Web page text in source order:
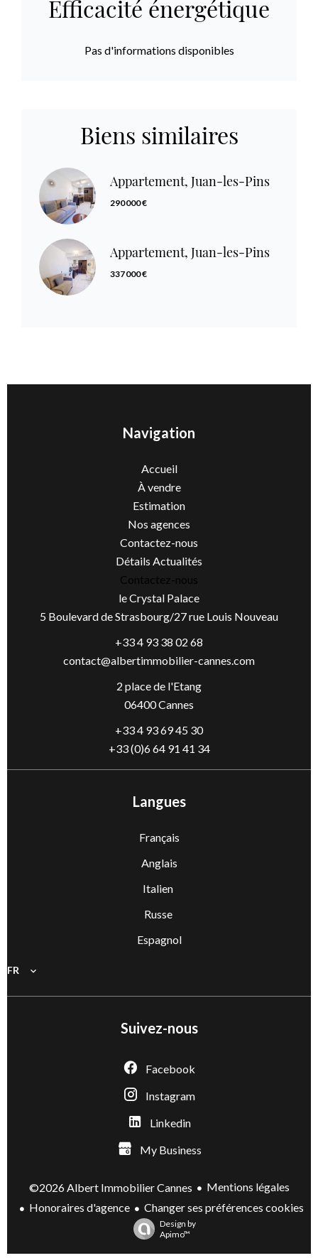
Efficacité énergétique
Pas d'informations disponibles
Biens similaires
Appartement, Juan-les-Pins
290 000 €
Appartement, Juan-les-Pins
337 000 €
Navigation
Accueil
À vendre
Estimation
Nos agences
Contactez-nous
Détails Actualités
Contactez-nous
le Crystal Palace
5 Boulevard de Strasbourg/27 rue Louis Nouveau
+33 4 93 38 02 68
contact@albertimmobilier-cannes.com
2 place de l'Etang
06400 Cannes
+33 4 93 69 45 30
+33 (0)6 64 91 41 34
Langues
Français
Anglais
Italien
Russe
Espagnol
FR
Suivez-nous
Facebook
Instagram
Linkedin
My Business
©2026 Albert Immobilier Cannes
Mentions légales
Honoraires d'agence
Changer ses préférences cookies
Design by
Apimo™